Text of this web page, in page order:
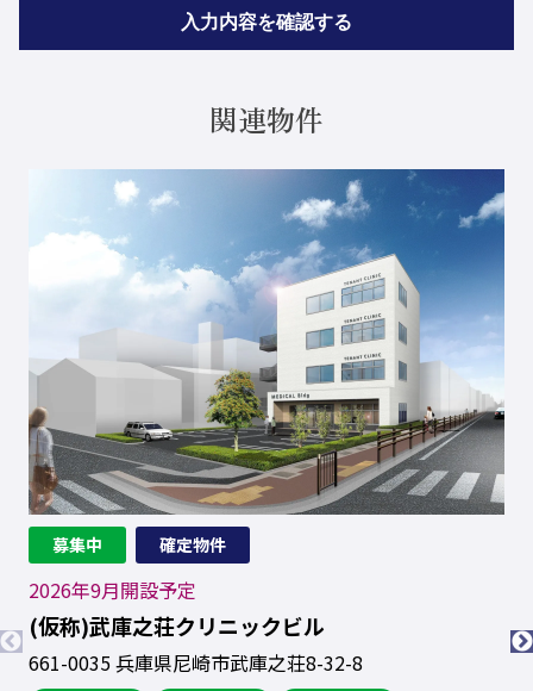
管理し、次のいずれかに該当する場合を除き、個人情
お客さまの同意がある場合
お客さまが希望されるサービスを行なうために当
店が業務を委託する業者に対して開示する場合
お客さまが希望されるサービスを行なうために当
店が業務を委託する業者に対して開示する場合
個人情報の安全対策
当社は、個人情報の正確性及び安全性確保のために、
セキュリティに万全の対策を講じています。
ご本人の照会
関連物件
募集中 確定物件
2026年9月開設予定
(仮称)武庫之荘クリニックビル
661-0035兵庫県尼崎市武庫之荘8-32-8